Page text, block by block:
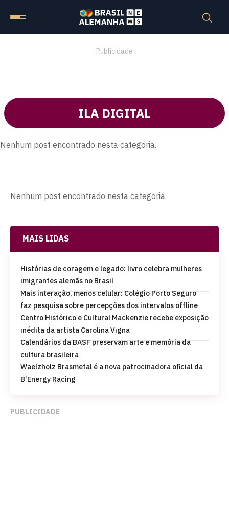
Publicidade
ILA DIGITAL
Nenhum post encontrado nesta categoria.
Nenhum post encontrado nesta categoria.
MAIS LIDAS
Histórias de coragem e legado: livro celebra mulheres
imigrantes alemãs no Brasil
Mais interação, menos celular: Colégio Porto Seguro
faz pesquisa sobre percepções dos intervalos offline
Centro Histórico e Cultural Mackenzie recebe exposição
inédita da artista Carolina Vigna
Calendários da BASF preservam arte e memória da
cultura brasileira
Waelzholz Brasmetal é a nova patrocinadora oficial da
B’Energy Racing
PUBLICIDADE